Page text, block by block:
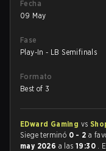
Fecha
09 May
Fase
Play-In - LB Semifinals
Formato
Best of 3
EDward Gaming vs
Siege terminó 0 - 2 a
may 2026 a las19:30 .